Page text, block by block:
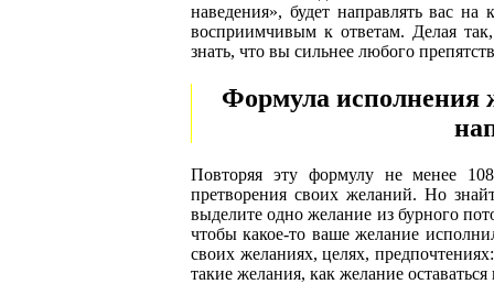
наведения», будет направлять вас
восприимчивым к ответам. Делая так,
знать, что вы сильнее любого
Формула исполнения
Повторяя эту формулу не менее
претворения своих желаний. Но
выделите одно желание из бурного
чтобы какое-то ваше желание
своих желаниях, целях,
такие желания, как желание